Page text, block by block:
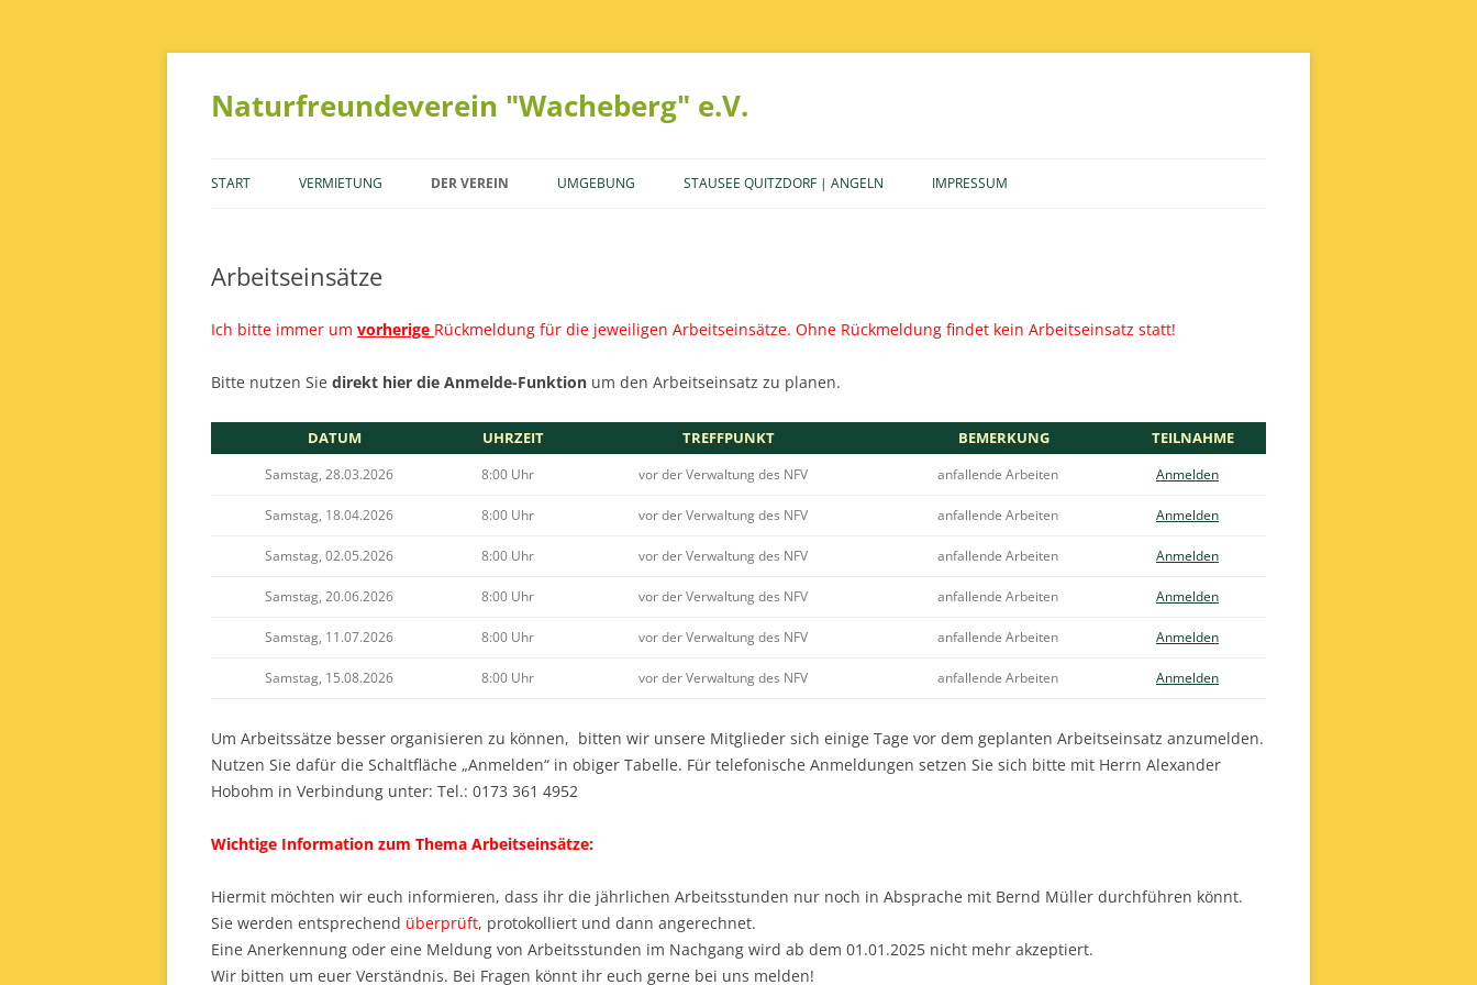
Naturfreundeverein "Wacheberg" e.V.
Inhalt
springen
START VERMIETUNG
BUNGALOW 82
FERIENWOHNUNG 1 FERIENWOHNUNG 1 | BUCHEN
VEREINSRAUM
AGB
DER VEREIN
ARBEITSEINSÄTZE
FINANZORDNUNG FINANZORDUNG | PDF
ZÄHLERWECHSEL
PERSÖNLICHE DATEN
UMGEBUNG STAUSEE QUITZDORF | ANGELN IMPRESSUM
Arbeitseinsätze
Ich bitte immer um vorherige Rückmeldung für die jeweiligen Arbeitseinsätze. Ohne Rückmeldung findet kein Arbeitseinsatz statt!
Bitte nutzen Sie direkt hier die Anmelde-Funktion um den Arbeitseinsatz zu planen.
DATUM UHRZEIT TREFFPUNKT BEMERKUNG TEILNAHME
Samstag, 28.03.2026 8:00 Uhr vor der Verwaltung des NFV anfallende Arbeiten Anmelden
Samstag, 18.04.2026 8:00 Uhr vor der Verwaltung des NFV anfallende Arbeiten Anmelden
Samstag, 02.05.2026 8:00 Uhr vor der Verwaltung des NFV anfallende Arbeiten Anmelden
Samstag, 20.06.2026 8:00 Uhr vor der Verwaltung des NFV anfallende Arbeiten Anmelden
Samstag, 11.07.2026 8:00 Uhr vor der Verwaltung des NFV anfallende Arbeiten Anmelden
Samstag, 15.08.2026 8:00 Uhr vor der Verwaltung des NFV anfallende Arbeiten Anmelden
Um Arbeitssätze besser organisieren zu können, bitten wir unsere Mitglieder sich einige Tage vor dem geplanten Arbeitseinsatz anzumelden.
Nutzen Sie dafür die Schaltfläche „Anmelden“ in obiger Tabelle. Für telefonische Anmeldungen setzen Sie sich bitte mit Herrn Alexander
Hobohm in Verbindung unter: Tel.: 0173 361 4952
Wichtige Information zum Thema Arbeitseinsätze:
Hiermit möchten wir euch informieren, dass ihr die jährlichen Arbeitsstunden nur noch in Absprache mit Bernd Müller durchführen könnt.
Sie werden entsprechend überprüft, protokolliert und dann angerechnet.
Eine Anerkennung oder eine Meldung von Arbeitsstunden im Nachgang wird ab dem 01.01.2025 nicht mehr akzeptiert.
Wir bitten um euer Verständnis. Bei Fragen könnt ihr euch gerne bei uns melden!